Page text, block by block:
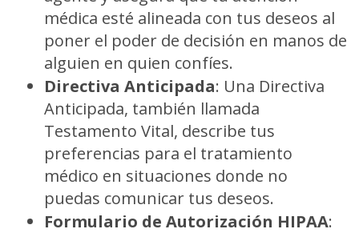
médica esté alineada con tus deseos al
poner el poder de decisión en manos de
alguien en quien confíes.
Directiva Anticipada: Una Directiva
Anticipada, también llamada
Testamento Vital, describe tus
preferencias para el tratamiento
médico en situaciones donde no
puedas comunicar tus deseos.
Formulario de Autorización HIPAA: